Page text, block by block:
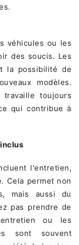
véhicules ou les
des soucis. Les
la possibilité de
modèles.
toujours
qui contribue à
l'entretien,
Cela permet non
mais aussi du
pas prendre de
ou les
sont souvent